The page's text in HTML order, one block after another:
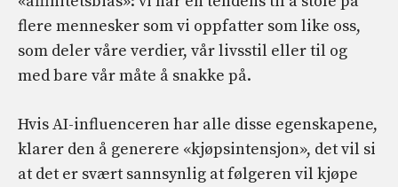
flere mennesker som vi oppfatter som like oss,
som deler våre verdier, vår livsstil eller til og
med bare vår måte å snakke på.
Hvis AI-influenceren har alle disse egenskapene,
klarer den å generere «kjøpsintensjon», det vil si
at det er svært sannsynlig at følgeren vil kjøpe